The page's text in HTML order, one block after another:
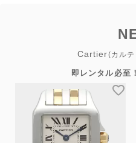
Cartier(カル
即レンタル必至